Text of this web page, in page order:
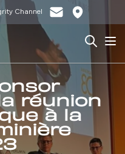
Channel
Search
réunion
à la